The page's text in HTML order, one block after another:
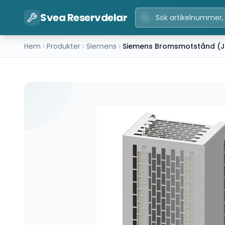
Svea Reservdelar
Hem Produkter Siemens Siemens Bromsmotstånd